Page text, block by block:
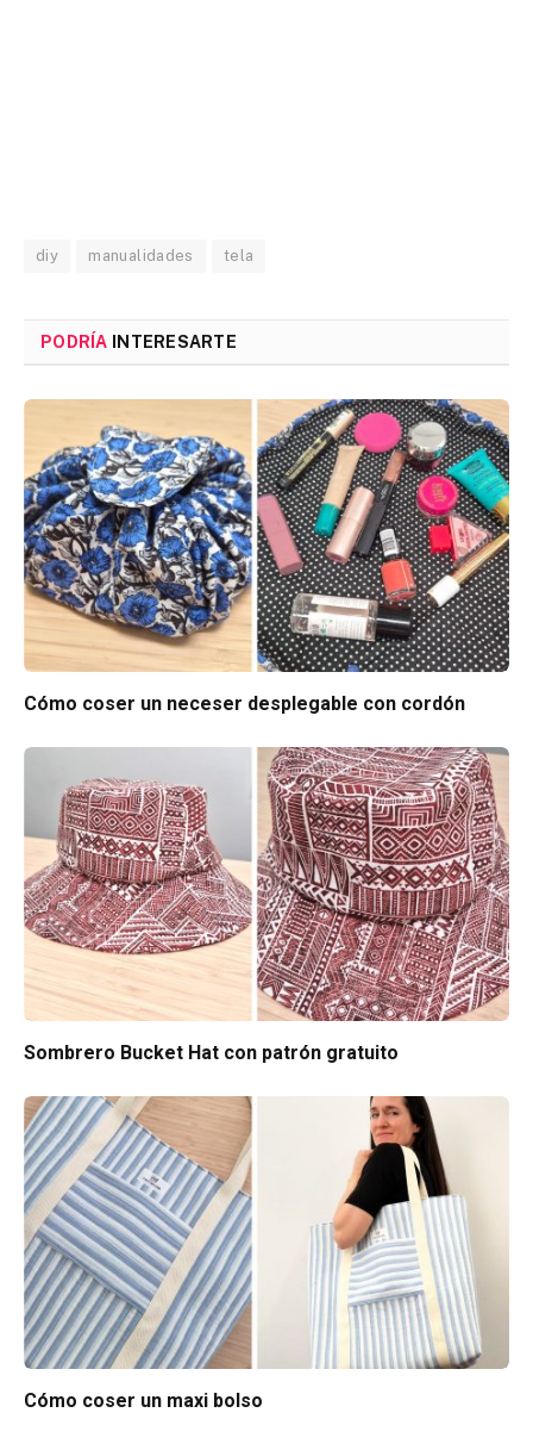
diy manualidades tela
PODRÍA INTERESARTE
Cómo coser un neceser desplegable con cordón
Sombrero Bucket Hat con patrón gratuito
Cómo coser un maxi bolso